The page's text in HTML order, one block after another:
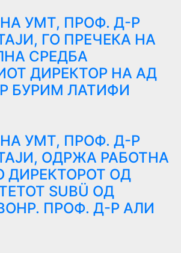
УМТ, ПРОФ. Д-Р
ГО ПРЕЧЕКА НА
СРЕДБА
ДИРЕКТОР НА АД
БУРИМ ЛАТИФИ
УМТ, ПРОФ. Д-Р
ОДРЖА РАБОТНА
ДИРЕКТОРОТ ОД
SUBÜ ОД
ПРОФ. Д-Р АЛИ